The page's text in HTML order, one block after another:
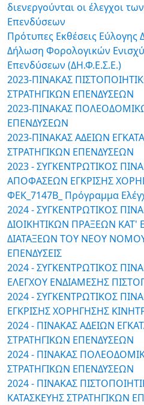
διενεργούνται οι έλεγχοι
Επενδύσεων
Πρότυπες Εκθέσεις Εύλογης
Δήλωση Φορολογικών
Επενδύσεων (ΔΗ.Φ.Ε.Σ.Ε.)
2023-ΠΙΝΑΚΑΣ
ΣΤΡΑΤΗΓΙΚΩΝ ΕΠΕΝΔΥΣΕΩΝ
2023-ΠΙΝΑΚΑΣ
ΕΠΕΝΔΥΣΕΩΝ
2023-ΠΙΝΑΚΑΣ ΑΔΕΙΩΝ
ΣΤΡΑΤΗΓΙΚΩΝ ΕΠΕΝΔΥΣΕΩΝ
2023 - ΣΥΓΚΕΝΤΡΩΤΙΚΟΣ
ΑΠΟΦΑΣΕΩΝ ΕΓΚΡΙΣΗΣ
ΦΕΚ_7147B_ Πρόγραμμα
2024 - ΣΥΓΚΕΝΤΡΩΤΙΚΟΣ
ΔΙΟΙΚΗΤΙΚΩΝ ΠΡΑΞΕΩΝ ΚΑΤ'
ΔΙΑΤΑΞΕΩΝ ΤΟΥ ΝΕΟΥ ΝΟΜΟΥ
ΕΠΕΝΔΥΣΕΙΣ
2024 - ΣΥΓΚΕΝΤΡΩΤΙΚΟΣ
ΕΛΕΓΧΟΥ ΕΝΔΙΑΜΕΣΗΣ
2024 - ΣΥΓΚΕΝΤΡΩΤΙΚΟΣ
ΕΓΚΡΙΣΗΣ ΧΟΡΗΓΗΣΗΣ
2024 - ΠΙΝΑΚΑΣ ΑΔΕΙΩΝ
ΣΤΡΑΤΗΓΙΚΩΝ ΕΠΕΝΔΥΣΕΩΝ
2024 - ΠΙΝΑΚΑΣ
ΣΤΡΑΤΗΓΙΚΩΝ ΕΠΕΝΔΥΣΕΩΝ
2024 - ΠΙΝΑΚΑΣ
ΚΑΤΑΣΚΕΥΗΣ ΣΤΡΑΤΗΓΙΚΩΝ